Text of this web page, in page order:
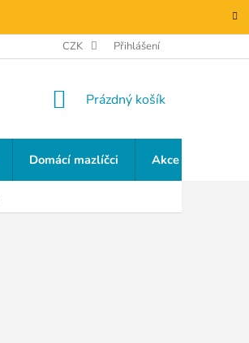
CZK Přihlášení
NÁKUPNÍ
Prázdný košík
Domácí mazlíčci Akce a slevy